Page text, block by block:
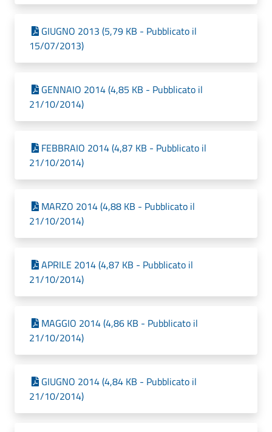
GIUGNO 2013 (5,79 KB - Pubblicato il
15/07/2013)
GENNAIO 2014 (4,85 KB - Pubblicato il
21/10/2014)
FEBBRAIO 2014 (4,87 KB - Pubblicato il
21/10/2014)
MARZO 2014 (4,88 KB - Pubblicato il
21/10/2014)
APRILE 2014 (4,87 KB - Pubblicato il
21/10/2014)
MAGGIO 2014 (4,86 KB - Pubblicato il
21/10/2014)
GIUGNO 2014 (4,84 KB - Pubblicato il
21/10/2014)